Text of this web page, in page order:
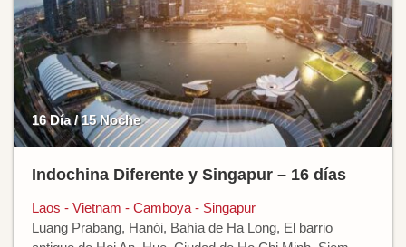
16 Día / 15 Noche
Indochina Diferente y Singapur – 16 días
Laos - Vietnam - Camboya - Singapur
Luang Prabang, Hanói, Bahía de Ha Long, El barrio